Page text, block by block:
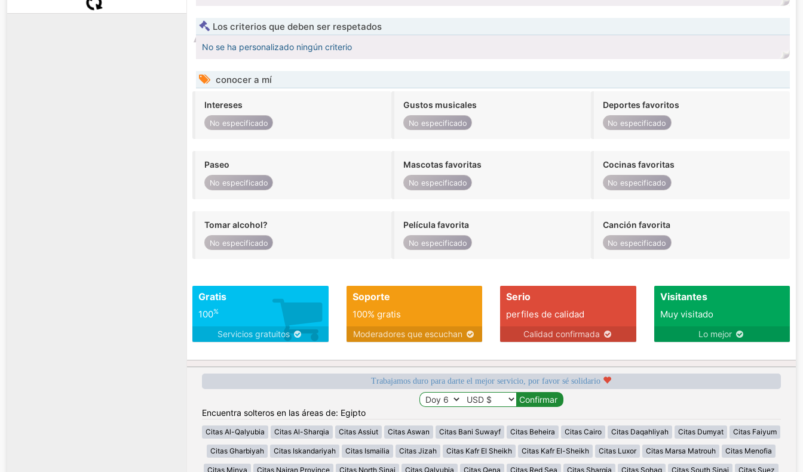
Los criterios que deben ser respetados
No se ha personalizado ningún criterio
conocer a mí
Intereses
No especificado
Gustos musicales
No especificado
Deportes favoritos
No especificado
Paseo
No especificado
Mascotas favoritas
No especificado
Cocinas favoritas
No especificado
Tomar alcohol?
No especificado
Película favorita
No especificado
Canción favorita
No especificado
Gratis
100%
Servicios gratuitos
Soporte
100% gratis
Moderadores que escuchan
Serio
perfiles de calidad
Calidad confirmada
Visitantes
Muy visitado
Lo mejor
Trabajamos duro para darte el mejor servicio, por favor sé solidario
Encuentra solteros en las áreas de: Egipto
Citas Al-Qalyubia Citas Al-Sharqia Citas Assiut Citas Aswan Citas Bani Suwayf Citas Beheira Citas Cairo Citas Daqahliyah Citas Dumyat Citas Faiyum
Citas Gharbiyah Citas Iskandariyah Citas Ismailia Citas Jizah Citas Kafr El Sheikh Citas Kafr El-Sheikh Citas Luxor Citas Marsa Matrouh Citas Menofia
Citas Minya Citas Najran Province Citas North Sinai Citas Qalyubia Citas Qena Citas Red Sea Citas Sharqia Citas Sohag Citas South Sinai Citas Suez